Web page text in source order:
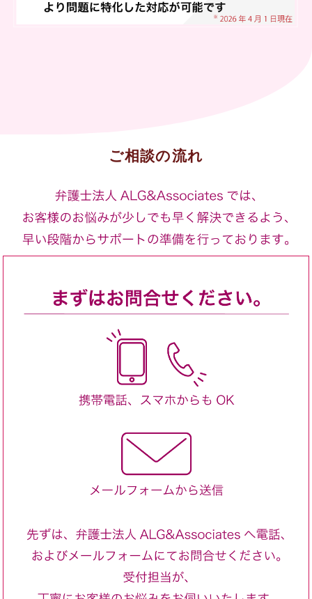
ご相談の流れ